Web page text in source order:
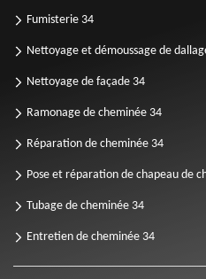
Fumisterie 34
Nettoyage et démoussage de
Nettoyage de façade 34
Ramonage de cheminée 34
Réparation de cheminée 34
Pose et réparation de chapeau de
Tubage de cheminée 34
Entretien de cheminée 34